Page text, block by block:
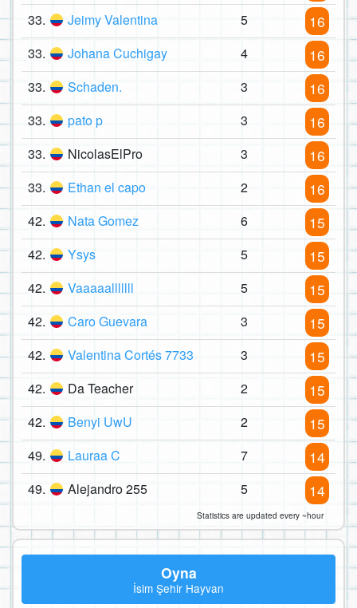
33. Jeimy Valentina 5 16
33. Johana Cuchigay 4 16
33. Schaden. 3 16
33. pato p 3 16
33. NicolasElPro 3 16
33. Ethan el capo 2 16
42. Nata Gomez 6 15
42. Ysys 5 15
42. Vaaaaalllllll 5 15
42. Caro Guevara 3 15
42. Valentina Cortés 7733 3 15
42. Da Teacher 2 15
42. Benyi UwU 2 15
49. Lauraa C 7 14
49. Alejandro 255 5 14
Statistics are updated every ~hour
Oyna
İsim Şehir Hayvan